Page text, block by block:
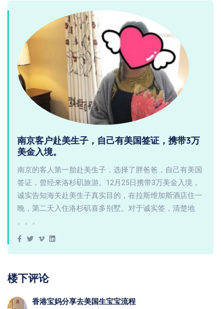
南京客户赴美生子，自己有美国签证，携带3万
美金入境。
南京的客人第一胎赴美生子，选择了胖爸爸，自己有美国
签证，曾经来洛杉矶旅游。12月25日携带3万美金入境，
诚实告知海关赴美生子真实目的，在拉斯维加斯酒店住一
晚，第二天入住洛杉矶喜多别墅。对于诚实签，清楚地
。。。
楼下评论
香港宝妈分享去美国生宝宝流程